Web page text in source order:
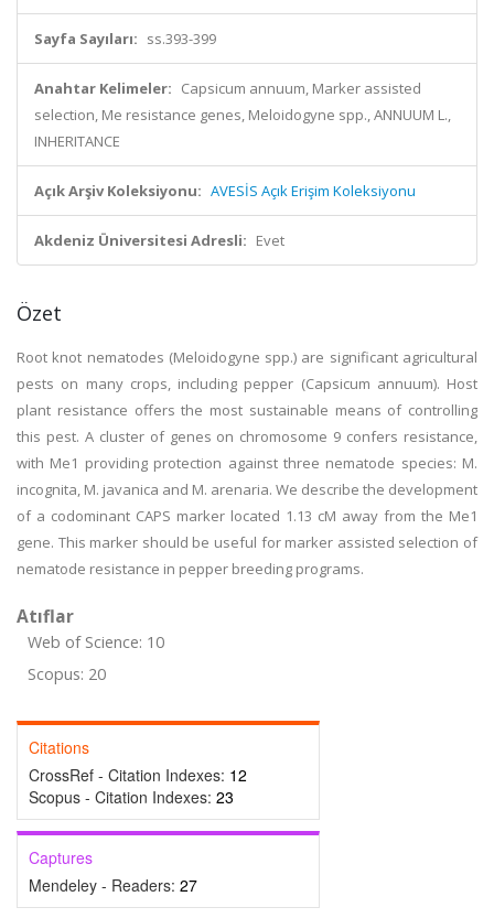
Sayfa Sayıları: ss.393-399
Anahtar Kelimeler: Capsicum annuum, Marker assisted
selection, Me resistance genes, Meloidogyne spp., ANNUUM L.,
INHERITANCE
Açık Arşiv Koleksiyonu: AVESİS Açık Erişim Koleksiyonu
Akdeniz Üniversitesi Adresli: Evet
Özet
Root knot nematodes (Meloidogyne spp.) are significant agricultural
pests on many crops, including pepper (Capsicum annuum). Host
plant resistance offers the most sustainable means of controlling
this pest. A cluster of genes on chromosome 9 confers resistance,
with Me1 providing protection against three nematode species: M.
incognita, M. javanica and M. arenaria. We describe the development
of a codominant CAPS marker located 1.13 cM away from the Me1
gene. This marker should be useful for marker assisted selection of
nematode resistance in pepper breeding programs.
Atıflar
Web of Science: 10
Scopus: 20
Citations
CrossRef - Citation Indexes: 12
Scopus - Citation Indexes: 23
Captures
Mendeley - Readers: 27